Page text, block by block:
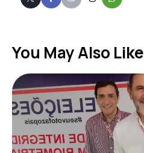
You May Also Like